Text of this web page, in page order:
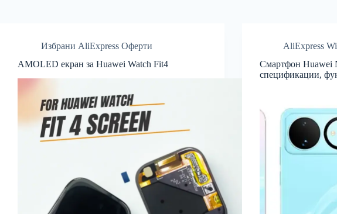
Избрани AliExpress Оферти
AMOLED екран за Huawei Watch Fit4
AliExpress
Смартфон Huawei
спецификации,